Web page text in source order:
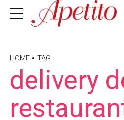
HOME TAG
delivery